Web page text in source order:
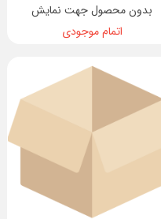
بدون محصول جهت نمایش
اتمام موجودی